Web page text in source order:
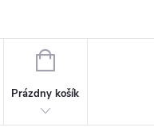
NÁKUPNÝ
Prázdny košík